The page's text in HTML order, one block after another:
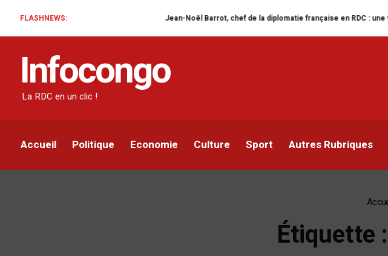
FLASHNEWS: Jean-Noël Barrot, chef de la diplomatie française en RDC : une visite sous haute
Infocongo
La RDC en un clic !
Accueil Politique Economie Culture Sport Autres Rubriques
Étiquette